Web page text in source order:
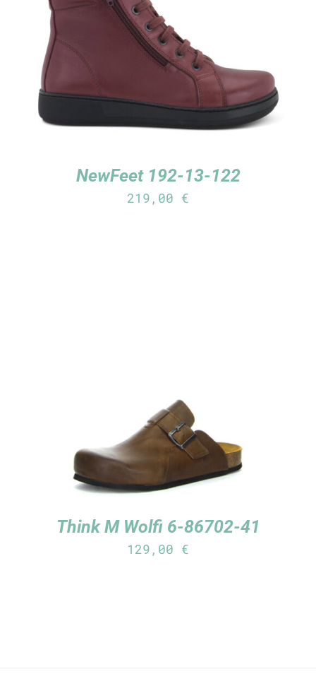
TUTUSTU TUOTTEESEEN
NewFeet 192-13-122
219,00 €
Think M Wolfi 6-86702-41
129,00 €